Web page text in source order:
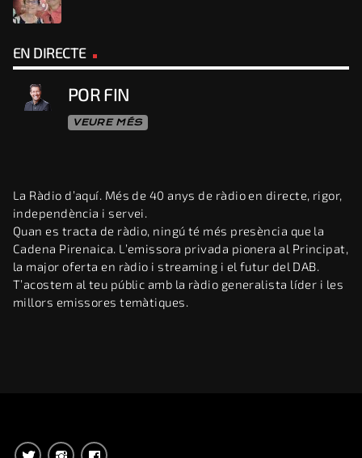
EN DIRECTE
POR FIN
VEURE MÉS
La Ràdio d’aquí. Més de 40 anys de ràdio en directe, rigor,
independència i servei.
Quan es tracta de ràdio, ningú té més presència que la
Cadena Pirenaica. L’emissora privada pionera al Principat,
la major oferta en ràdio i streaming i el futur del DAB.
T’acostem al teu públic amb la ràdio generalista líder i les
millors emissores temàtiques.